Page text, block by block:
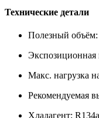
Технические детали
Полезный объём:
Экспозиционная
Макс. нагрузка
Рекомендуемая
Хладагент: